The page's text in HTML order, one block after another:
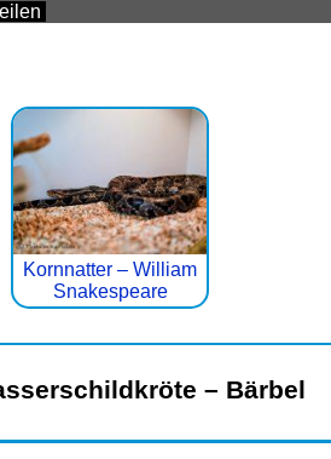
Kornnatter – William
Snakespeare
– Bärbel